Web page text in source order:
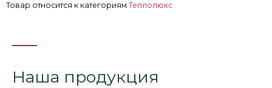
Товар относится к категориям Теплолюкс
Наша продукция